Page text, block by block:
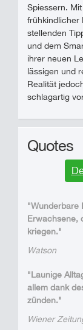
Spiessern.
frühkindlicher
stellenden
und dem
ihrer neuen
lässigen und
Realität
schlagartig
Quotes
"Wunderbare
Erwachsene,
kriegen."
Watson
"Launige
allem dank
zünden."
Wiener